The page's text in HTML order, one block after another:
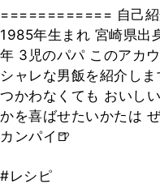
============ 自己
1985年生まれ 宮崎県出
年 3児のパパ このアカ
シャレな男飯を紹介し
つかわなくても おいし
かを喜ばせたいかたは
カンパイ🍺
#レシピ